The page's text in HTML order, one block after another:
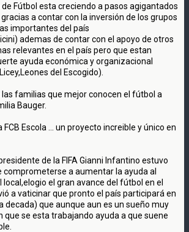
Fútbol esta creciendo a pasos agigantados
a contar con la inversión de los grupos
importantes del país
ademas de contar con el apoyo de otros
relevantes en el país pero que estan
ayuda económica y organizacional
del Escogido).
las familias que mejor conocen el fútbol a
Bauger.
Escola ... un proyecto increible y único en
de la FIFA Gianni Infantino estuvo
comprometerse a aumentar la ayuda al
el gran avance del fútbol en el
a vaticinar que pronto el país participará en
decada) que aunque aun es un sueño muy
se esta trabajando ayuda a que suene